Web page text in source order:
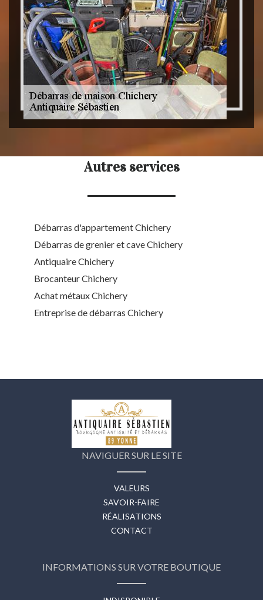
Autres services
Débarras d'appartement Chichery
Débarras de grenier et cave Chichery
Antiquaire Chichery
Brocanteur Chichery
Achat métaux Chichery
Entreprise de débarras Chichery
NAVIGUER SUR LE SITE
VALEURS
SAVOIR-FAIRE
RÉALISATIONS
CONTACT
INFORMATIONS SUR VOTRE BOUTIQUE